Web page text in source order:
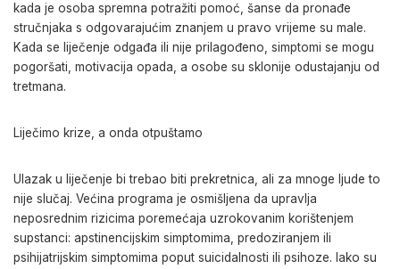
kada je osoba spremna potražiti pomoć, šanse da pronađe
stručnjaka s odgovarajućim znanjem u pravo vrijeme su male.
Kada se liječenje odgađa ili nije prilagođeno, simptomi se mogu
pogoršati, motivacija opada, a osobe su sklonije odustajanju od
tretmana.
Liječimo krize, a onda otpuštamo
Ulazak u liječenje bi trebao biti prekretnica, ali za mnoge ljude to
nije slučaj. Većina programa je osmišljena da upravlja
neposrednim rizicima poremećaja uzrokovanim korištenjem
supstanci: apstinencijskim simptomima, predoziranjem ili
psihijatrijskim simptomima poput suicidalnosti ili psihoze. Iako su